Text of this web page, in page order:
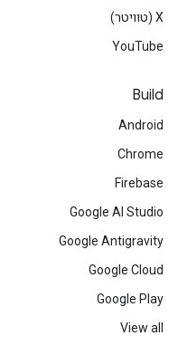
‫X (טוויטר)
YouTube
Build
Android
Chrome
Firebase
Google AI Studio
Google Antigravity
Google Cloud
Google Play
View all